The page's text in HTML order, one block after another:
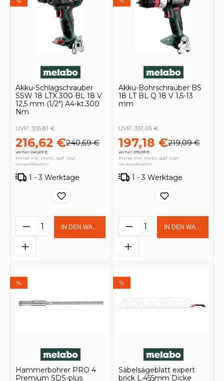
Akku-Schlagschrauber
SSW 18 LTX 300 BL 18 V
12,5 mm (1/2″) A4-kt.300
Nm
216,62 €240,69 €
vorher 240,69 €
UVP: 355,81 €
Preise inkl. MwSt., ggf. zzgl.
Versandkosten
1 - 3 Werktage
Produkt Anzahl: Gib den
IN DEN WARENKORB
Akku-Bohrschrauber BS
18 LT BL Q 18 V 1,5-13
mm
197,18 €219,09 €
vorher 219,09 €
UVP: 351,05 €
Preise inkl. MwSt., ggf. zzgl.
Versandkosten
1 - 3 Werktage
Produkt Anzahl:
IN DEN
%
Hammerbohrer PRO 4
Premium SDS-plus
%
Säbelsägeblatt expert
brick L.455mm Dicke